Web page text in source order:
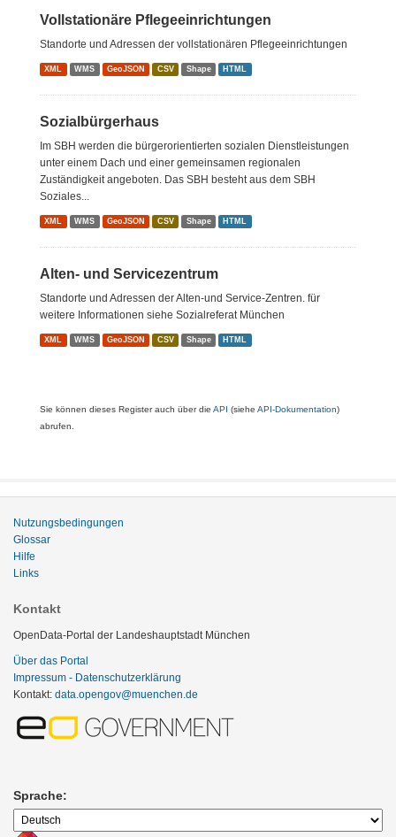
Vollstationäre Pflegeeinrichtungen
Standorte und Adressen der vollstationären Pflegeeinrichtungen
XML WMS GeoJSON CSV Shape HTML
Sozialbürgerhaus
Im SBH werden die bürgerorientierten sozialen Dienstleistungen
unter einem Dach und einer gemeinsamen regionalen
Zuständigkeit angeboten. Das SBH besteht aus dem SBH
Soziales...
XML WMS GeoJSON CSV Shape HTML
Alten- und Servicezentrum
Standorte und Adressen der Alten-und Service-Zentren. für
weitere Informationen siehe Sozialreferat München
XML WMS GeoJSON CSV Shape HTML
Sie können dieses Register auch über die API (siehe API-Dokumentation)
abrufen.
Nutzungsbedingungen
Glossar
Hilfe
Links
Kontakt
OpenData-Portal der Landeshauptstadt München
Über das Portal
Impressum - Datenschutzerklärung
Kontakt: data.opengov@muenchen.de
Sprache